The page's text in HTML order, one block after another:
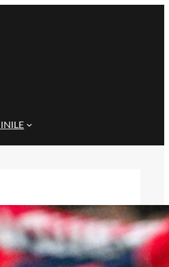
rifiuta un milione dal
Dortmund per il talento